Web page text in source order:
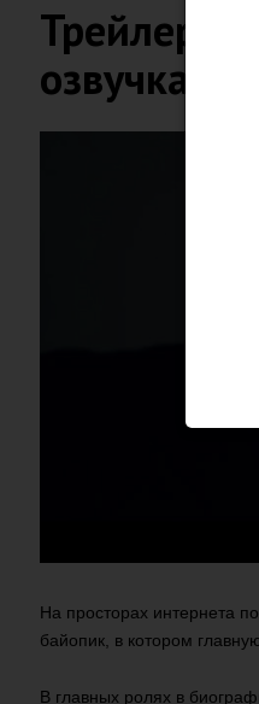
Трейлер
озвучка)
На просторах интернета
байопик, в котором
В главных ролях в